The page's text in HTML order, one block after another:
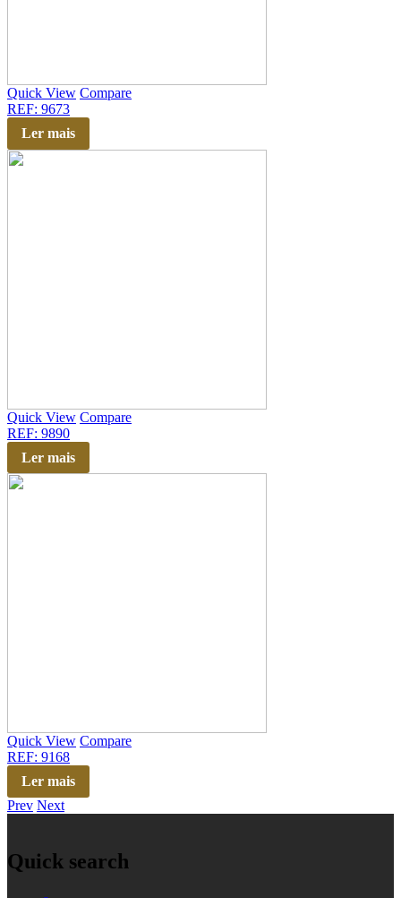
Quick View Compare
REF: 9673
Ler mais
Quick View Compare
REF: 9890
Ler mais
Quick View Compare
REF: 9168
Ler mais
Prev Next
Quick search